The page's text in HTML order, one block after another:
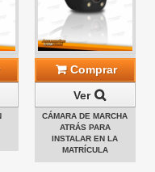
Comprar
Ver
CÁMARA DE MARCHA
ATRÁS PARA
INSTALAR EN LA
MATRÍCULA